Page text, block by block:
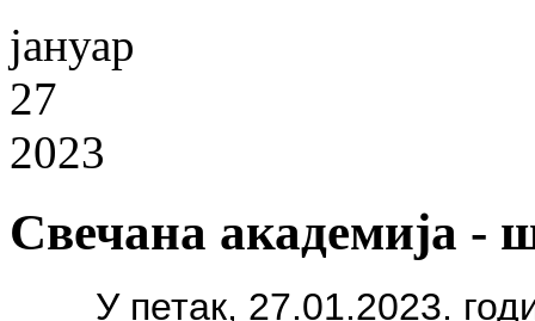
јануар
27
2023
Свечана академија -
У петак, 27.01.2023.